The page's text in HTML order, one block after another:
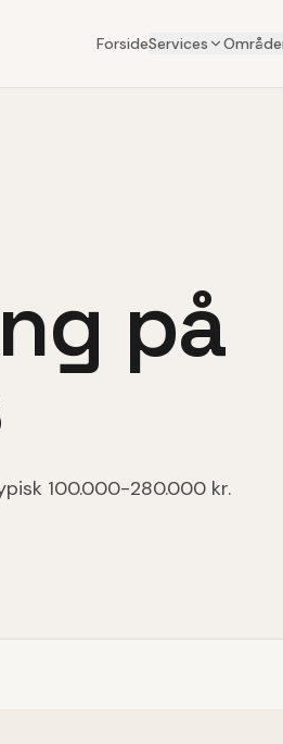
ForsideServices
på
100.000-280.000 kr.